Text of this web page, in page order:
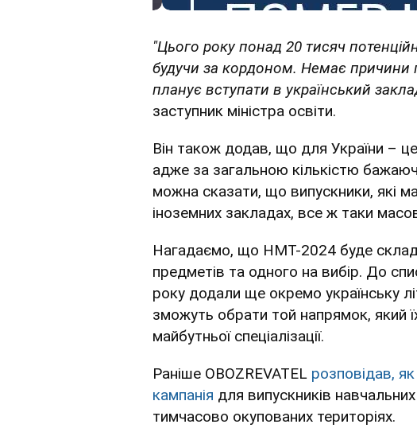
"Цього року понад 20 тисяч
будучи за кордоном. Немає причини
планує вступати в український
заступник міністра освіти.
Він також додав, що для України –
адже за загальною кількістю
можна сказати, що випускники, які
іноземних закладах, все ж таки
Нагадаємо, що НМТ-2024 буде
предметів та одного на вибір. До
року додали ще окремо українську
зможуть обрати той напрямок, який
майбутньої спеціалізації.
Раніше OBOZREVATEL розповідав,
кампанія для випускників
тимчасово окупованих територіях.